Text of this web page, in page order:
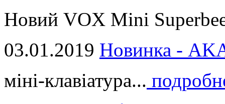
Новий VOX Mini
03.01.2019 Новинка -
міні-клавіатура...